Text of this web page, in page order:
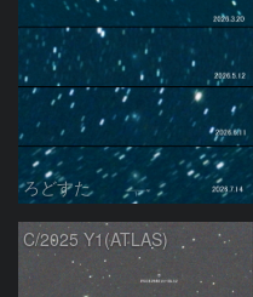
ろどすた
C/2025 Y1(ATLAS)